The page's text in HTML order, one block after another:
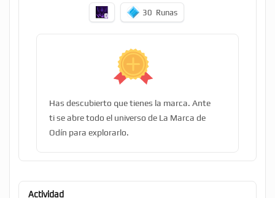
30 Runas
Has descubierto que tienes la marca. Ante
ti se abre todo el universo de La Marca de
Odín para explorarlo.
Actividad